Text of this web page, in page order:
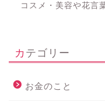
コスメ・美容や花言
カテゴリー
お金のこと